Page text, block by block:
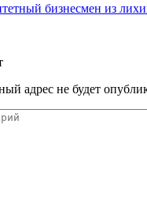
бизнесмен из
адрес не будет